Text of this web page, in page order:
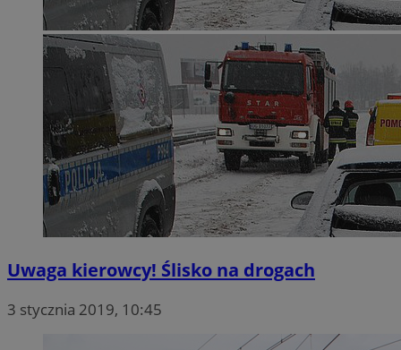
Uwaga kierowcy! Ślisko na drogach
3 stycznia 2019, 10:45